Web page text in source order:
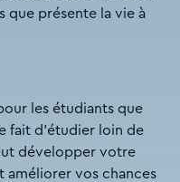
que présente la vie à
les étudiants que
fait d'étudier loin de
développer votre
améliorer vos chances